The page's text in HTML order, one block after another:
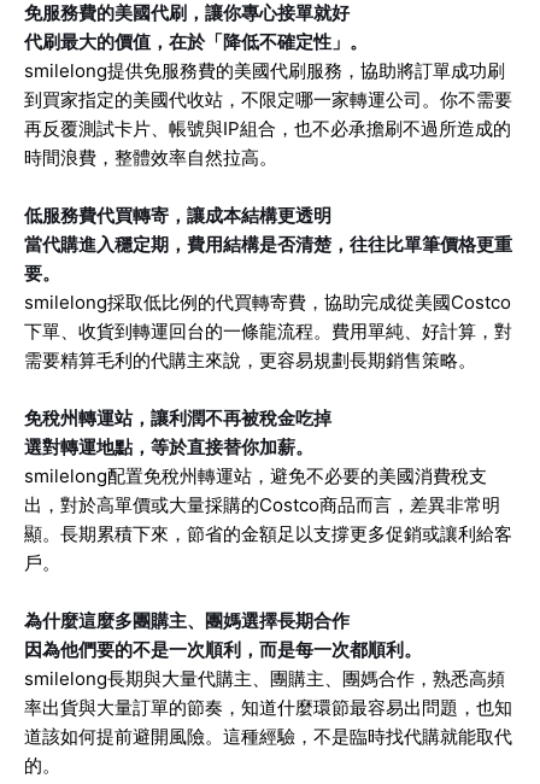
免服務費的美國代刷，讓你專心接單就好
代刷最大的價值，在於「降低不確定性」。
smilelong提供免服務費的美國代刷服務，協助將訂單成功刷
到買家指定的美國代收站，不限定哪一家轉運公司。你不需要
再反覆測試卡片、帳號與IP組合，也不必承擔刷不過所造成的
時間浪費，整體效率自然拉高。
低服務費代買轉寄，讓成本結構更透明
當代購進入穩定期，費用結構是否清楚，往往比單筆價格更重
要。
smilelong採取低比例的代買轉寄費，協助完成從美國Costco
下單、收貨到轉運回台的一條龍流程。費用單純、好計算，對
需要精算毛利的代購主來說，更容易規劃長期銷售策略。
免稅州轉運站，讓利潤不再被稅金吃掉
選對轉運地點，等於直接替你加薪。
smilelong配置免稅州轉運站，避免不必要的美國消費稅支
出，對於高單價或大量採購的Costco商品而言，差異非常明
顯。長期累積下來，節省的金額足以支撐更多促銷或讓利給客
戶。
為什麼這麼多團購主、團媽選擇長期合作
因為他們要的不是一次順利，而是每一次都順利。
smilelong長期與大量代購主、團購主、團媽合作，熟悉高頻
率出貨與大量訂單的節奏，知道什麼環節最容易出問題，也知
道該如何提前避開風險。這種經驗，不是臨時找代購就能取代
的。